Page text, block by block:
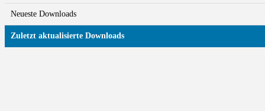
Neueste Downloads
Zuletzt aktualisierte Downloads